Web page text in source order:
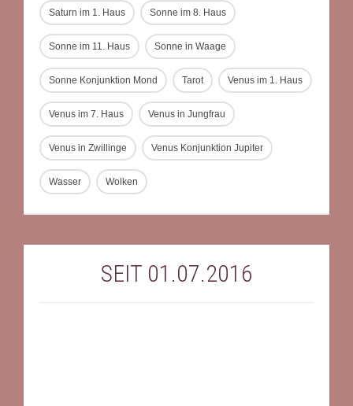
Saturn im 1. Haus Sonne im 8. Haus
Sonne im 11. Haus Sonne in Waage
Sonne Konjunktion Mond Tarot Venus im 1. Haus
Venus im 7. Haus Venus in Jungfrau
Venus in Zwillinge Venus Konjunktion Jupiter
Wasser Wolken
SEIT 01.07.2016